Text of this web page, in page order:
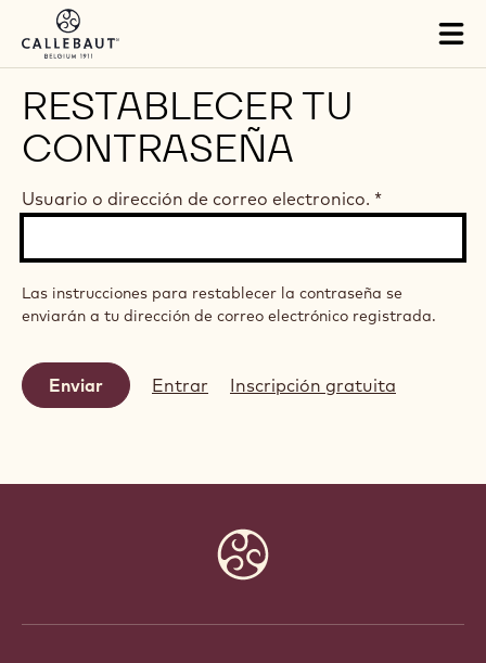
Skip to main content
RESTABLECER TU
CONTRASEÑA
Usuario o dirección de correo electronico. *
Las instrucciones para restablecer la contraseña se
enviarán a tu dirección de correo electrónico registrada.
Entrar Inscripción gratuita